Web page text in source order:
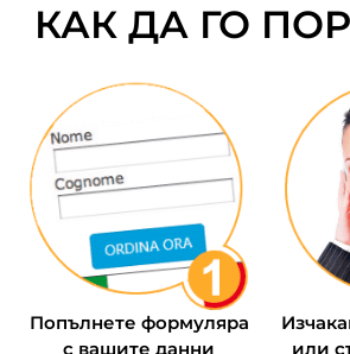
КАК ДА ГО
Попълнете формуляра
с вашите данни
или